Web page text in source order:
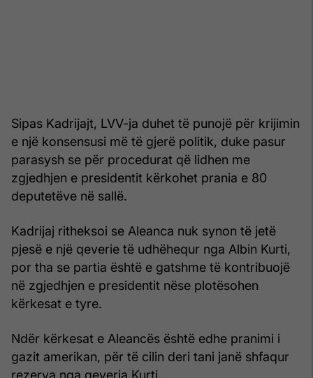
Sipas Kadrijajt, LVV-ja duhet të punojë për krijimin
e një konsensusi më të gjerë politik, duke pasur
parasysh se për procedurat që lidhen me
zgjedhjen e presidentit kërkohet prania e 80
deputetëve në sallë.
Kadrijaj ritheksoi se Aleanca nuk synon të jetë
pjesë e një qeverie të udhëhequr nga Albin Kurti,
por tha se partia është e gatshme të kontribuojë
në zgjedhjen e presidentit nëse plotësohen
kërkesat e tyre.
Ndër kërkesat e Aleancës është edhe pranimi i
gazit amerikan, për të cilin deri tani janë shfaqur
rezerva nga qeveria Kurti.